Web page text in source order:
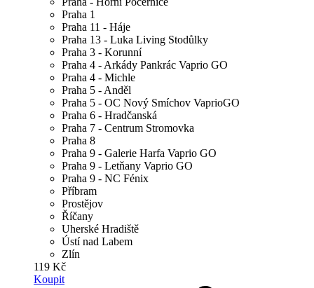
Praha 1
Praha 11 - Háje
Praha 13 - Luka Living Stodůlky
Praha 3 - Korunní
Praha 4 - Arkády Pankrác Vaprio GO
Praha 4 - Michle
Praha 5 - Anděl
Praha 5 - OC Nový Smíchov VaprioGO
Praha 6 - Hradčanská
Praha 7 - Centrum Stromovka
Praha 8
Praha 9 - Galerie Harfa Vaprio GO
Praha 9 - Letňany Vaprio GO
Praha 9 - NC Fénix
Příbram
Prostějov
Říčany
Uherské Hradiště
Ústí nad Labem
Zlín
119 Kč
Koupit